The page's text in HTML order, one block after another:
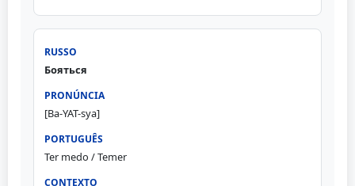
Бояться
[Ba-YAT-sya]
Ter medo / Temer